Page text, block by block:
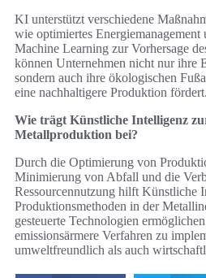
KI unterstützt verschiedene
wie optimiertes
Machine Learning zur Vorhersage
können Unternehmen nicht nur ihre
sondern auch ihre ökologischen
eine nachhaltigere Produktion fördert.
Wie trägt Künstliche Intelligenz
Metallproduktion bei?
Durch die Optimierung von
Minimierung von Abfall und die
Ressourcennutzung hilft Künstliche
Produktionsmethoden in der
gesteuerte Technologien
emissionsärmere Verfahren zu
umweltfreundlich als auch